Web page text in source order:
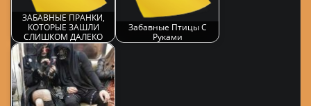
ЗАБАВНЫЕ ПРАНКИ,
КОТОРЫЕ ЗАШЛИ
СЛИШКОМ ДАЛЕКО
Забавные Птицы С
Руками